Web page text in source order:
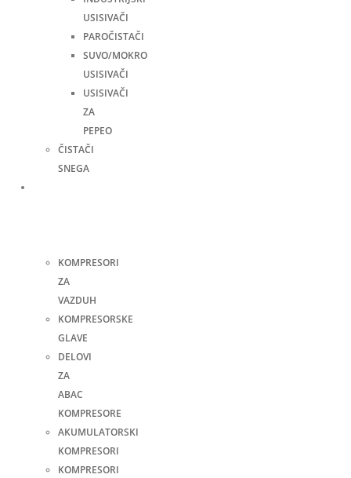
USISIVAČI
PAROČISTAČI
SUVO/MOKRO
USISIVAČI
USISIVAČI
ZA
PEPEO
ČISTAČI
SNEGA
KOMPRESORI
ZA
VAZDUH
KOMPRESORSKE
GLAVE
DELOVI
ZA
ABAC
KOMPRESORE
AKUMULATORSKI
KOMPRESORI
KOMPRESORI